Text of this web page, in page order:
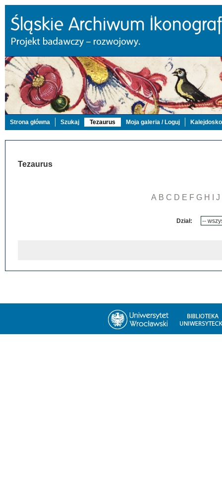
Strona główna Szukaj Tezaurus Moja galeria / Loguj
Tezaurus
A B C D E F G H J
Dział: